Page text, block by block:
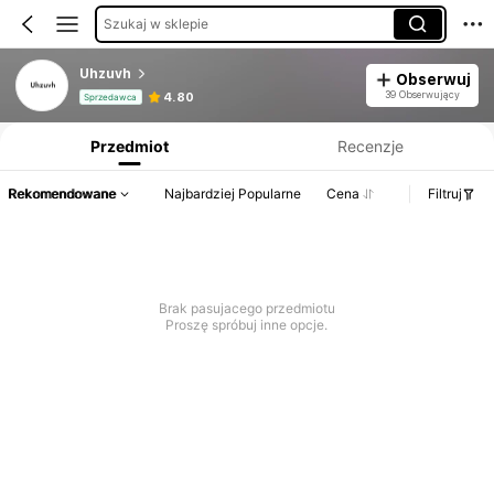
Szukaj w sklepie
Uhzuvh
Sprzedawca 4.80
Obserwuj
39 Obserwujący
Przedmiot Recenzje
Rekomendowane Najbardziej Popularne Cena Filtruj
Brak pasujacego przedmiotu
Proszę spróbuj inne opcje.